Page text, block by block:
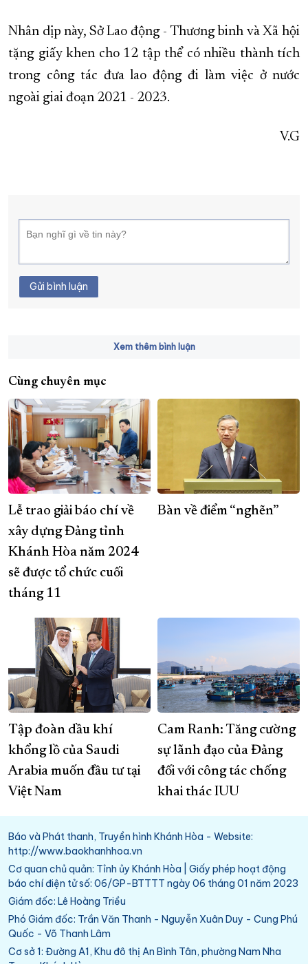
Nhân dịp này, Sở Lao động - Thương binh và Xã hội
tặng giấy khen cho 12 tập thể có nhiều thành tích
trong công tác đưa lao động đi làm việc ở nước
ngoài giai đoạn 2021 - 2023.
V.G
Gửi bình luận
Xem thêm bình luận
Cùng chuyên mục
Lễ trao giải báo chí về
xây dựng Đảng tỉnh
Khánh Hòa năm 2024
sẽ được tổ chức cuối
tháng 11
Bàn về điểm “nghẽn”
Tập đoàn dầu khí
khổng lồ của Saudi
Arabia muốn đầu tư tại
Việt Nam
Cam Ranh: Tăng cường
sự lãnh đạo của Đảng
đối với công tác chống
khai thác IUU
Báo và Phát thanh, Truyền hình Khánh Hòa - Website:
http://www.baokhanhhoa.vn
Cơ quan chủ quản: Tỉnh ủy Khánh Hòa | Giấy phép hoạt động
báo chí điện tử số: 06/GP-BTTTT ngày 06 tháng 01 năm 2023
Giám đốc: Lê Hoàng Triều
Phó Giám đốc: Trần Văn Thanh - Nguyễn Xuân Duy - Cung Phú
Quốc - Võ Thanh Lâm
Cơ sở 1: Đường A1, Khu đô thị An Bình Tân, phường Nam Nha